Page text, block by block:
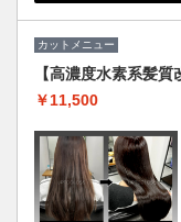
カットメニュー
【高濃度水素系髪
￥11,500